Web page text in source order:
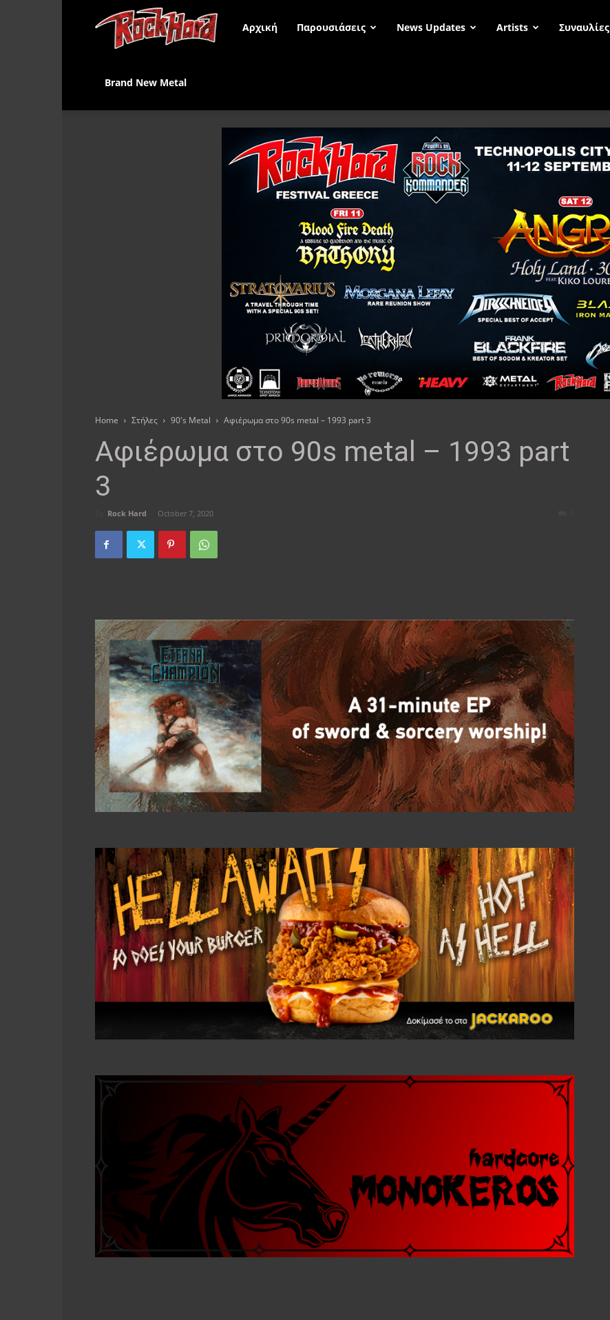
Rock
Αρχική Παρουσιάσεις News Updates Artists Συναυλίες
Brand New Metal
Home Στήλες 90's Metal Αφιέρωμα στο 90s metal – 1993 part 3
Αφιέρωμα στο 90s metal – 1993 part
3
Rock Hard October 7, 2020